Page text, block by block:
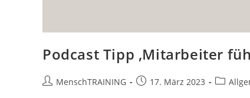
Podcast Tipp ‚Mitarbeiter
Beitrags-
MenschTRAINING
Beitrag17. März 2023
Beitrags-